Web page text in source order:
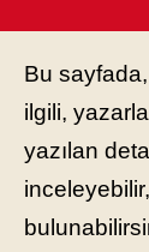
Bu
ilgili,
yazılan